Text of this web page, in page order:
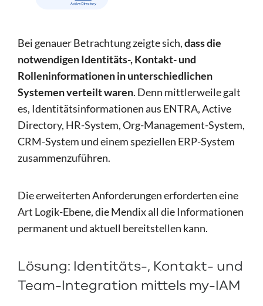
Bei genauer Betrachtung zeigte sich,dass die
notwendigen Identitäts-, Kontakt- und
Rolleninformationen in unterschiedlichen
Systemen verteilt waren. Denn mittlerweile galt
es, Identitätsinformationen aus ENTRA, Active
Directory, HR-System, Org-Management-System,
CRM-System und einem speziellen ERP-System
zusammenzuführen.
Die erweiterten Anforderungen erforderten eine
Art Logik-Ebene, die Mendix all die Informationen
permanent und aktuell bereitstellen kann.
Lösung: Identitäts-, Kontakt- und
Team-Integration mittels my-IAM